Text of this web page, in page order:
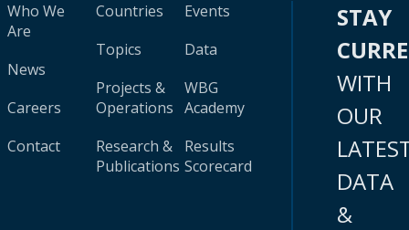
Who We
Are
News
Careers
Contact
Countries
Topics
Projects &
Operations
Research &
Publications
Events
Data
WBG
Academy
Results
Scorecard
STAY
WITH
OUR
DATA
&